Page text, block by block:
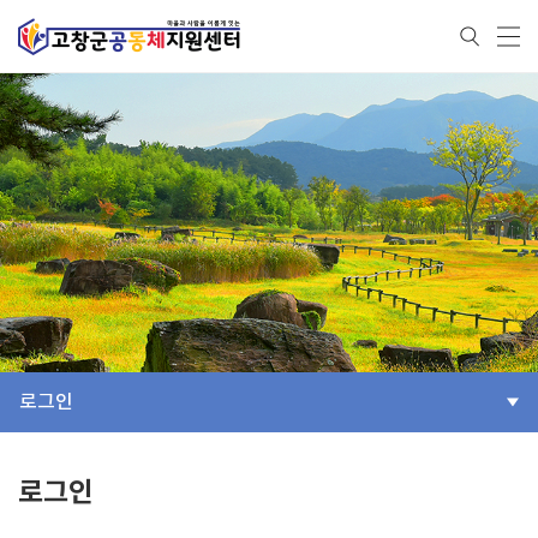
로그인
로그인